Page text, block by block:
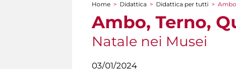
Tu sei qui
Home > Didattica > Didattica per tutti >
Ambo, Terno,
Natale nei Musei
03/01/2024